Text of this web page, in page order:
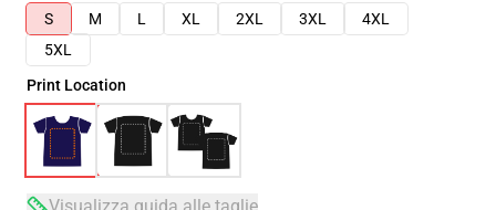
S
M L XL 2XL 3XL
4XL
5XL
Print Location